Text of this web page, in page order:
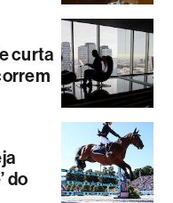
curta
do